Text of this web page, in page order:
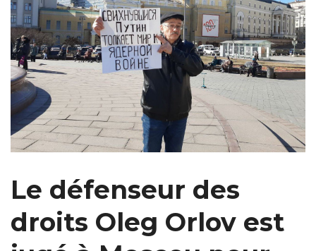
Le défenseur des
droits Oleg Orlov est